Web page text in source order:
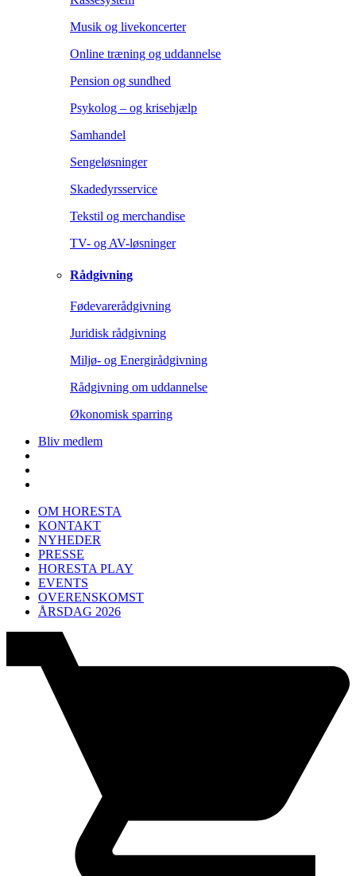
Musik og livekoncerter
Online træning og uddannelse
Pension og sundhed
Psykolog – og krisehjælp
Samhandel
Sengeløsninger
Skadedyrsservice
Tekstil og merchandise
TV- og AV-løsninger
Rådgivning
Fødevarerådgivning
Juridisk rådgivning
Miljø- og Energirådgivning
Rådgivning om uddannelse
Økonomisk sparring
Bliv medlem
OM HORESTA
KONTAKT
NYHEDER
PRESSE
HORESTA PLAY
EVENTS
OVERENSKOMST
ÅRSDAG 2026